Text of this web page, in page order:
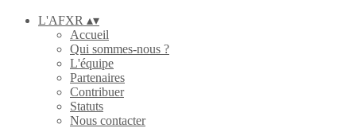
L'AFXR ▴▾
Accueil
Qui sommes-nous ?
L'équipe
Partenaires
Contribuer
Statuts
Nous contacter